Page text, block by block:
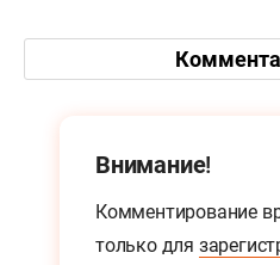
Внимание!
Комментирование
только для